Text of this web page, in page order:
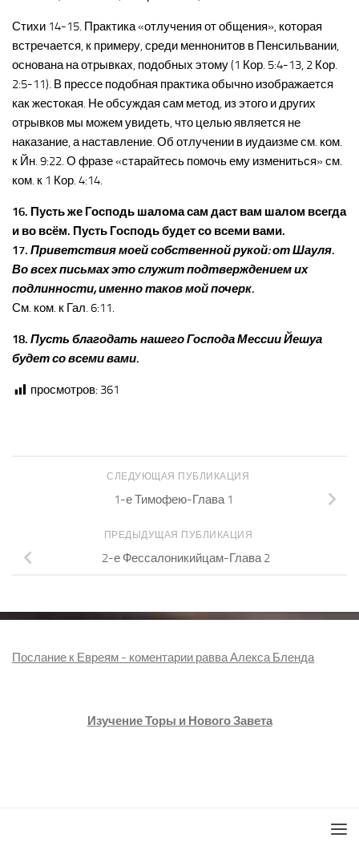
Стихи 14-15. Практика «отлучения от общения», которая
встречается, к примеру, среди меннонитов в Пенсильвании,
основана на отрывках, подобных этому (1 Кор. 5:4-13, 2 Кор.
2:5-11). В прессе подобная практика обычно изображается
как жестокая. Не обсуждая сам метод, из этого и других
отрывков мы можем увидеть, что целью является не
наказание, а наставление. Об отлучении в иудаизме см. ком.
к Йн. 9:22. О фразе «старайтесь помочь ему измениться» см.
ком. к 1 Кор. 4:14.
16. Пусть же Господь шалома сам даст вам шалом всегда
и во всём. Пусть Господь будет со всеми вами.
17. Приветствия моей собственной рукой: от Шауля.
Во всех письмах это служит подтверждением их
подлинности, именно таков мой почерк.
См. ком. к Гал. 6:11.
18. Пусть благодать нашего Господа Мессии Йешуа
будет со всеми вами.
просмотров: 361
СЛЕДУЮЩАЯ ПУБЛИКАЦИЯ
1-е Тимофею-Глава 1
ПРЕДЫДУЩАЯ ПУБЛИКАЦИЯ
2-е Фессалоникийцам-Глава 2
Послание к Евреям - коментарии равва Алекса Бленда
Изучение Торы и Нового Завета